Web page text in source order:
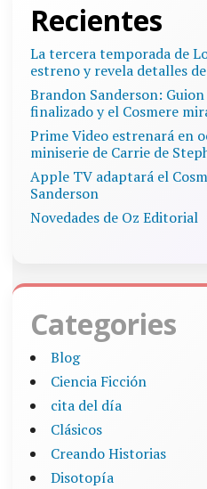
Recientes
La tercera temporada de
estreno y revela detalles
Brandon Sanderson:
finalizado y el Cosmere
Prime Video estrenará en
miniserie de Carrie de
Apple TV adaptará el
Sanderson
Novedades de Oz Editorial
Categories
Blog
Ciencia Ficción
cita del día
Clásicos
Creando Historias
Disotopía